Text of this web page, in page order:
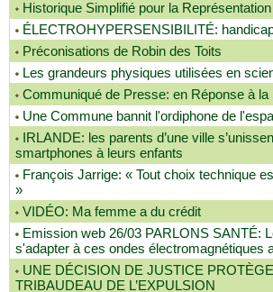
Historique Simplifié pour la
ÉLECTROHYPERSENSIBILITÉ:
Préconisations de Robin des Toits
Les grandeurs physiques utilisées en
Communiqué de Presse: en Réponse à la
Une Commune bannit l'ordiphone de
IRLANDE: les parents d’une ville
smartphones à leurs enfants
François Jarrige: « Tout choix technique
»
VIDÉO: Ma femme a du crédit
Emission web 26/03 PARLONS SANTÉ:
s'adapter à ces ondes électromagnétiques
UNE DÉCISION DE JUSTICE
TRIBAUDEAU DE L’EXPULSION